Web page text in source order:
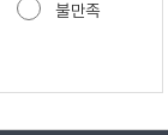
불만족